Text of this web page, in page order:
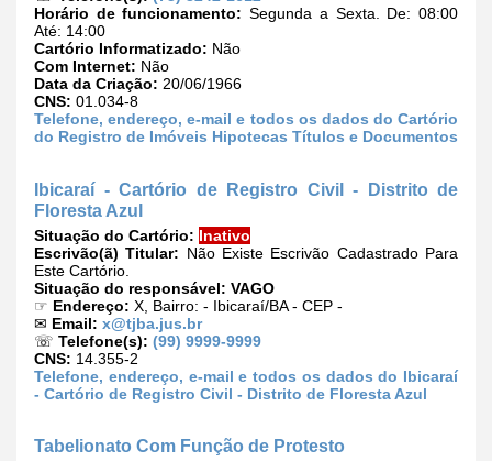
Horário de funcionamento: Segunda a Sexta. De: 08:00
Até: 14:00
Cartório Informatizado: Não
Com Internet: Não
Data da Criação: 20/06/1966
CNS: 01.034-8
Telefone, endereço, e-mail e todos os dados do Cartório
do Registro de Imóveis Hipotecas Títulos e Documentos
Ibicaraí - Cartório de Registro Civil - Distrito de
Floresta Azul
Situação do Cartório: Inativo
Escrivão(ã) Titular: Não Existe Escrivão Cadastrado Para
Este Cartório.
Situação do responsável: VAGO
☞ Endereço: X, Bairro: - Ibicaraí/BA - CEP -
✉ Email: x@tjba.jus.br
☏ Telefone(s): (99) 9999-9999
CNS: 14.355-2
Telefone, endereço, e-mail e todos os dados do Ibicaraí
- Cartório de Registro Civil - Distrito de Floresta Azul
Tabelionato Com Função de Protesto